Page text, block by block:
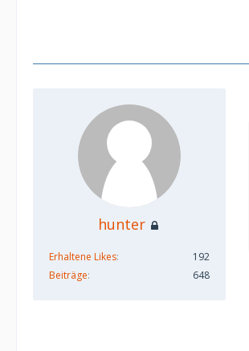
hunter
Erhaltene Likes
192
Beiträge
648